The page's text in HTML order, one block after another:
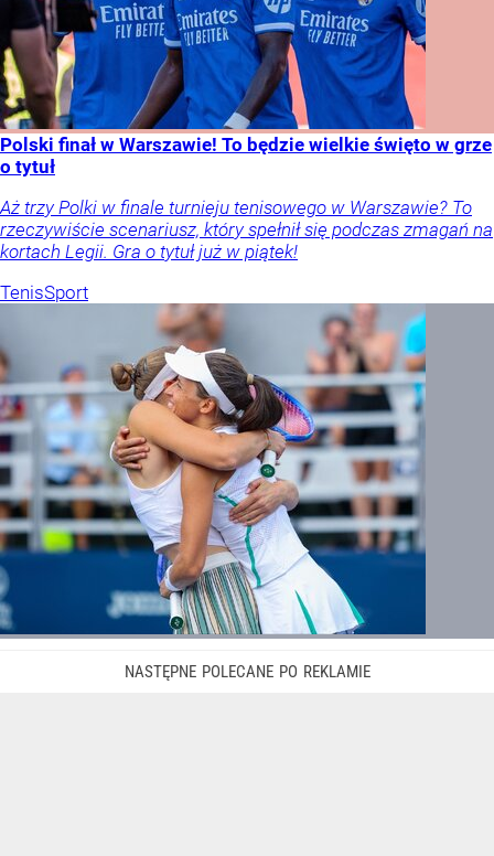
Polski finał w Warszawie! To będzie wielkie święto w grze
o tytuł
Aż trzy Polki w finale turnieju tenisowego w Warszawie? To
rzeczywiście scenariusz, który spełnił się podczas zmagań na
kortach Legii. Gra o tytuł już w piątek!
TenisSport